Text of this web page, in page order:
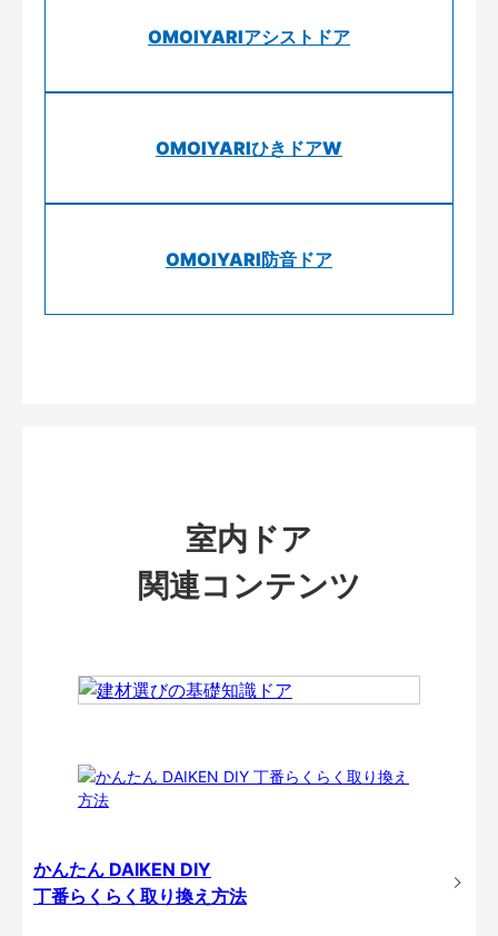
OMOIYARIアシストドア
OMOIYARIひきドアW
OMOIYARI防音ドア
室内ドア
関連コンテンツ
かんたん DAIKEN DIY
丁番らくらく取り換え方法